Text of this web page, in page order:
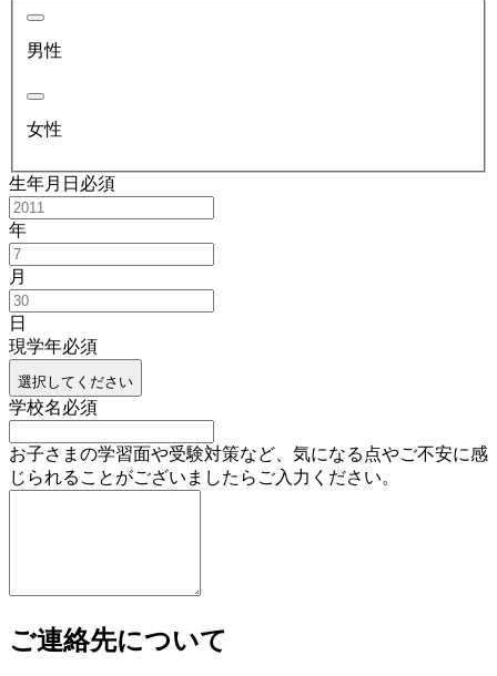
男性
女性
生年月日 必須
年
月
日
現学年必須
選択してください
学校名必須
お子さまの学習面や受験対策など、気になる点やご不安に感
じられることがございましたらご入力ください。
ご連絡先について